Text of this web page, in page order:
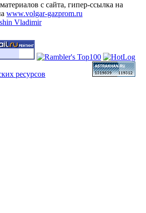
с сайта, гипер-ссылка на
www.volgar-gazprom.ru
Vladimir